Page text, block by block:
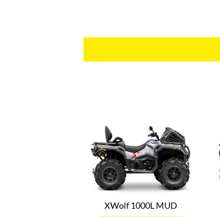
XWolf 1000L MUD